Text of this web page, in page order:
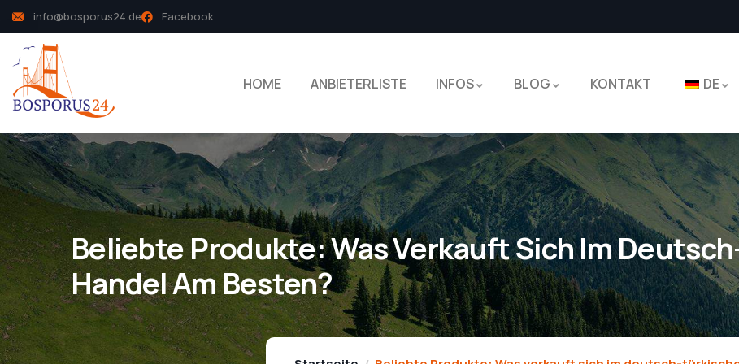
info@bosporus24.de Facebook
HOME ANBIETERLISTE INFOS BLOG KONTAKT DE
Beliebte Produkte: Was Verkauft Sich Im
Handel Am Besten?